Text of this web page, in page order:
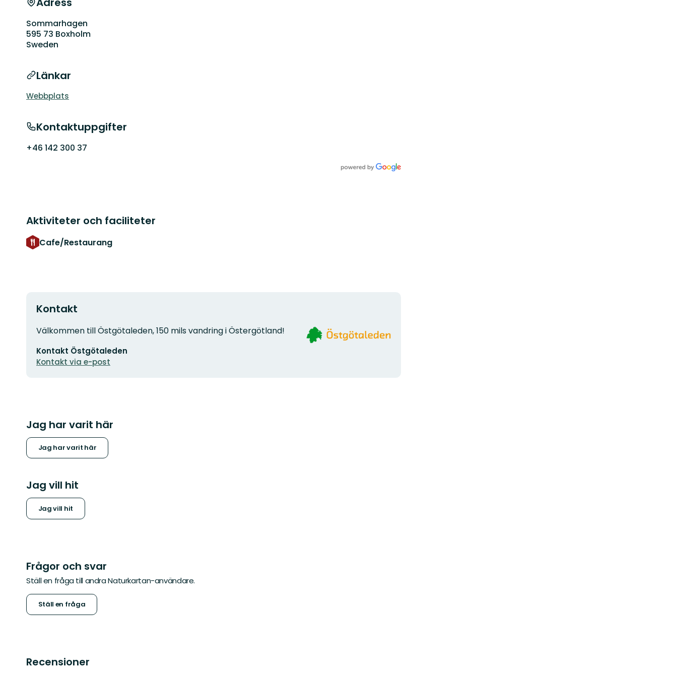
Sommarhagen
595 73 Boxholm
Sweden
Länkar
Webbplats
Kontaktuppgifter
+46 142 300 37
Aktiviteter och faciliteter
Cafe/Restaurang
Kontakt
Adress
Välkommen till Östgötaleden, 150 mils vandring i Östergötland!
postadress
Kontakt Östgötaleden
Kontakt via e-post
Organisationens
logotyp
Jag har varit här
Jag har varit här
Jag vill hit
Jag vill hit
Frågor och svar
Ställ en fråga till andra Naturkartan-användare.
Ställ en fråga
Recensioner